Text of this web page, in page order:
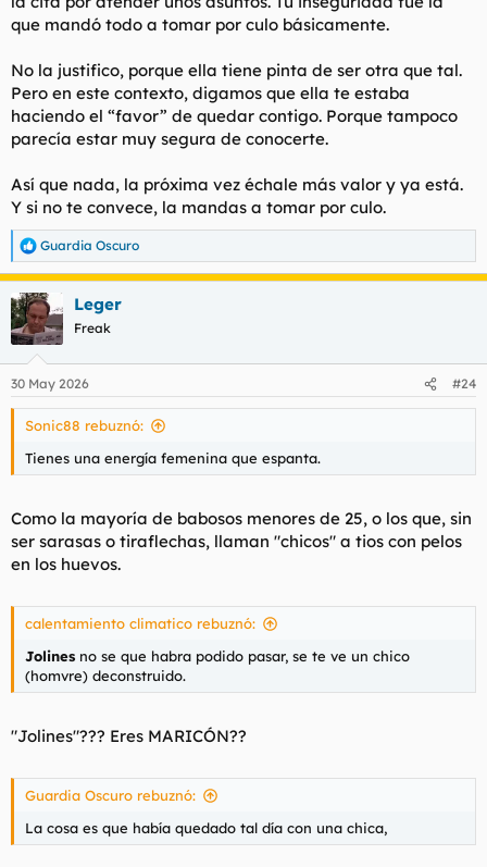
que mandó todo a tomar por culo básicamente.
No la justifico, porque ella tiene pinta de ser otra que tal.
Pero en este contexto, digamos que ella te estaba
haciendo el “favor” de quedar contigo. Porque tampoco
parecía estar muy segura de conocerte.
Así que nada, la próxima vez échale más valor y ya está.
Y si no te convece, la mandas a tomar por culo.
R
e
a
c
c
i
e
s
Guardia Oscuro
Leger
Freak
30 May 2026 #24
Sonic88 rebuznó:
Tienes una energía femenina que espanta.
Como la mayoría de babosos menores de 25, o los que, sin
ser sarasas o tiraflechas, llaman "chicos" a tios con pelos
en los huevos.
calentamiento climatico rebuznó:
Jolines no se que habra podido pasar, se te ve un chico
(homvre) deconstruido.
"Jolines"??? Eres MARICÓN??
Guardia Oscuro rebuznó:
La cosa es que había quedado tal día con una chica,